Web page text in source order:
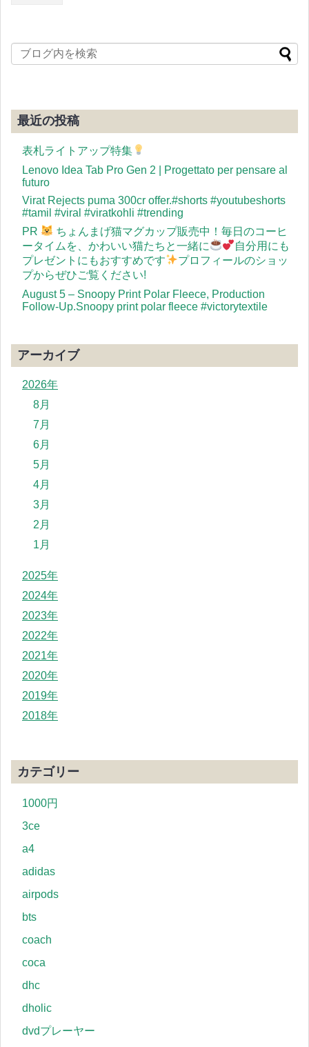
最近の投稿
表札ライトアップ特集
Lenovo Idea Tab Pro Gen 2 | Progettato per pensare al
futuro
Virat Rejects puma 300cr offer.#shorts #youtubeshorts
#tamil #viral #viratkohli #trending
PR
ちょんまげ猫マグカップ販売中！毎日のコーヒ
ータイムを、かわいい猫たちと一緒に
自分用にも
プレゼントにもおすすめです
プロフィールのショッ
プからぜひご覧ください!
August 5 – Snoopy Print Polar Fleece, Production
Follow-Up.Snoopy print polar fleece #victorytextile
アーカイブ
2026年
8月
7月
6月
5月
4月
3月
2月
1月
2025年
2024年
2023年
2022年
2021年
2020年
2019年
2018年
カテゴリー
1000円
3ce
a4
adidas
airpods
bts
coach
coca
dhc
dholic
dvdプレーヤー